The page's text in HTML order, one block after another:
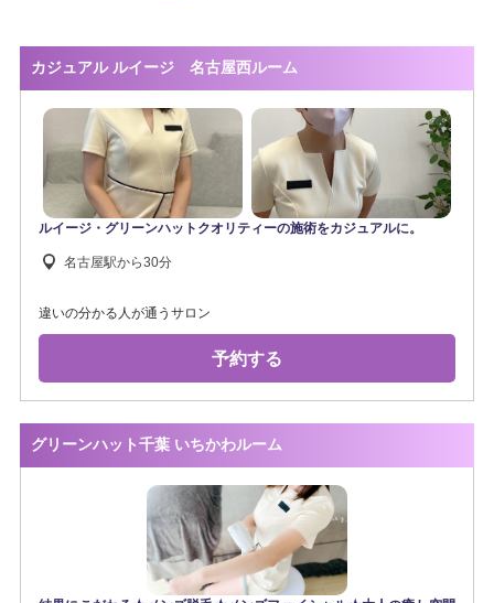
カジュアル ルイージ 名古屋西ルーム
ルイージ・グリーンハットクオリティーの施術をカジュアルに。
名古屋駅から30分
違いの分かる人が通うサロン
予約する
グリーンハット千葉 いちかわルーム